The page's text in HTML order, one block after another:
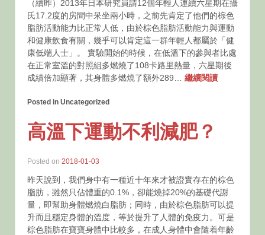
（續昨）2013年日本研究員請12個年輕人連續六星期在攝
氏17.2度的房間中呆坐兩小時，之前先肯定了他們的棕色
脂肪活動能力比正常人低，由於棕色脂肪活動能力與運動
和健康飲食有關，幾乎可以肯定這一群年輕人都屬於「健
康低端人士」。 實驗開始的時候，在低溫下的參與者比處
在正常室溫的對照組多燃燒了108卡路里熱量，六星期後
成績倍加顯著，其身體多燃燒了額外289… 繼續閱讀
Posted in Uncategorized
高溫下運動不利減肥？
Posted on 2018-01-03
昨天說到，我們身中有一種近十年來才被證實存在的棕色
脂肪，雖然只佔體重的0.1%，卻能燒掉20%的基礎代謝
量，即幫助身體燃燒白脂肪；同時，由於棕色脂肪可以提
升而且穩定身體的溫度，等於提升了人體的免疫力。可是
棕色脂肪在寶寶身體中比較多，在成人身體中會隨着年齡